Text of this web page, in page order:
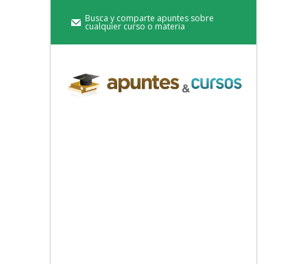
Busca y comparte apuntes sobre
cualquier curso o materia